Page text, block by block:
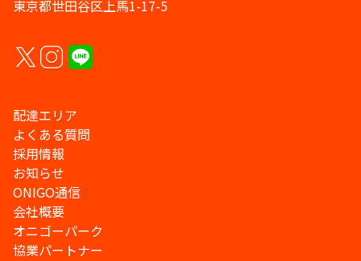
東京都世田谷区上馬1-17-5
配達エリア
よくある質問
採用情報
お知らせ
ONIGO通信
会社概要
オニゴーパーク
協業パートナー